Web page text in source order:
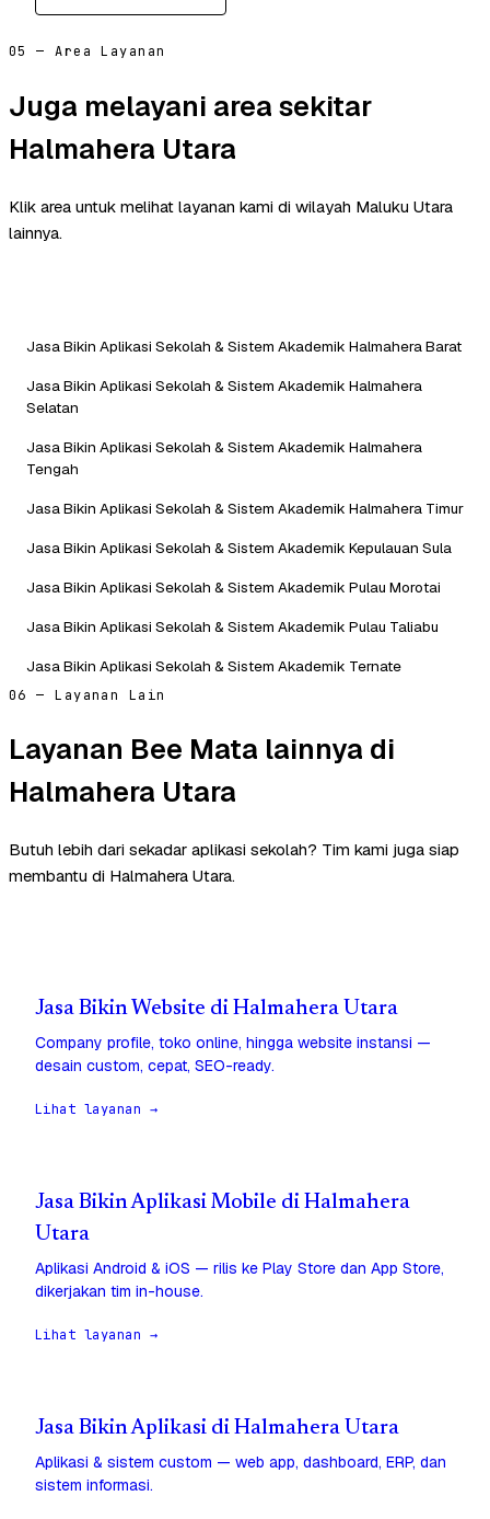
05 — Area Layanan
Juga melayani area sekitar
Halmahera Utara
Klik area untuk melihat layanan kami di wilayah Maluku Utara
lainnya.
Jasa Bikin Aplikasi Sekolah & Sistem Akademik Halmahera Barat
Jasa Bikin Aplikasi Sekolah & Sistem Akademik Halmahera
Selatan
Jasa Bikin Aplikasi Sekolah & Sistem Akademik Halmahera
Tengah
Jasa Bikin Aplikasi Sekolah & Sistem Akademik Halmahera Timur
Jasa Bikin Aplikasi Sekolah & Sistem Akademik Kepulauan Sula
Jasa Bikin Aplikasi Sekolah & Sistem Akademik Pulau Morotai
Jasa Bikin Aplikasi Sekolah & Sistem Akademik Pulau Taliabu
Jasa Bikin Aplikasi Sekolah & Sistem Akademik Ternate
06 — Layanan Lain
Layanan Bee Mata lainnya di
Halmahera Utara
Butuh lebih dari sekadar aplikasi sekolah? Tim kami juga siap
membantu di Halmahera Utara.
Jasa Bikin Website di Halmahera Utara
Company profile, toko online, hingga website instansi —
desain custom, cepat, SEO-ready.
Lihat layanan →
Jasa Bikin Aplikasi Mobile di Halmahera
Utara
Aplikasi Android & iOS — rilis ke Play Store dan App Store,
dikerjakan tim in-house.
Lihat layanan →
Jasa Bikin Aplikasi di Halmahera Utara
Aplikasi & sistem custom — web app, dashboard, ERP, dan
sistem informasi.